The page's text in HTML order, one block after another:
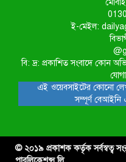
ই-মেইল:
বি: দ্র: প্রকাশিত সংবাদে কোন
এই ওয়েবসাইটের কোনো
সম্পূর্ণ বেআইনি
© ২০১৯ প্রকাশক কর্তৃক সর্বস্বত্ব